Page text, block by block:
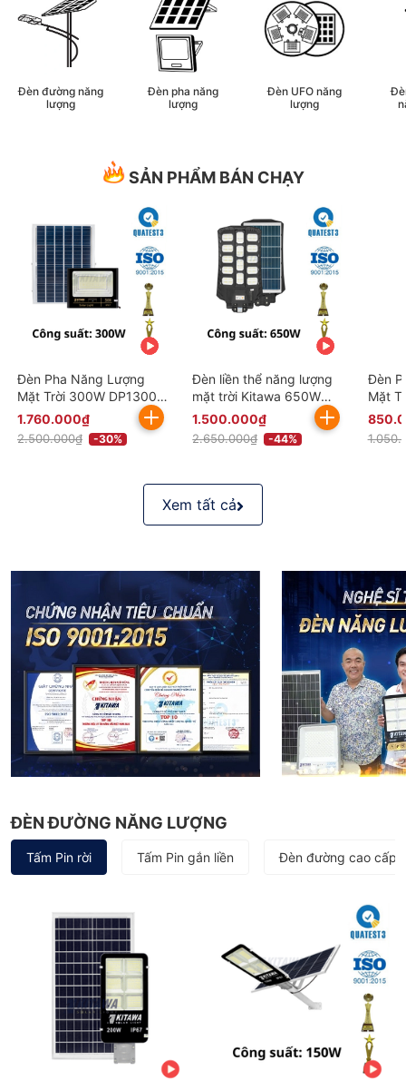
Đèn đường năng
lượng
Đèn pha năng
lượng
Đèn UFO năng
lượng
SẢN PHẨM BÁN CHẠY
Đèn Pha Năng Lượng
Mặt Trời 300W DP1300
Kitawa Chống Nước IP67
(Đã bao gồm VAT)
1.760.000₫
2.500.000₫ -30%
Đèn liền thể năng lượng
mặt trời Kitawa 650W
LT14650
1.500.000₫
2.650.000₫ -44%
Đèn
Mặt
IP67
VAT)
Xem tất cả
ĐÈN ĐƯỜNG NĂNG LƯỢNG
Tấm Pin rời Tấm Pin gắn liền Đèn đường cao cấp